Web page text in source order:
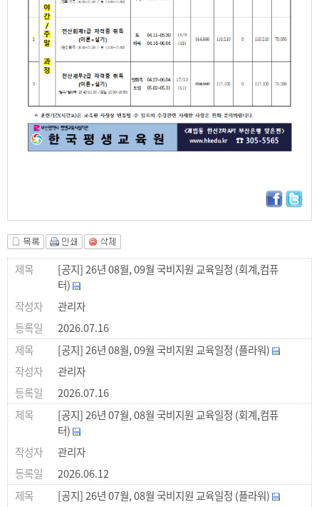
[공지] 26년 08월, 09월 국비지원 교육일정 (회계,컴퓨
터)
관리자
2026.07.16
[공지] 26년 08월, 09월 국비지원 교육일정 (플라워)
관리자
2026.07.16
[공지] 26년 07월, 08월 국비지원 교육일정 (회계,컴퓨
터)
관리자
2026.06.12
[공지] 26년 07월, 08월 국비지원 교육일정 (플라워)